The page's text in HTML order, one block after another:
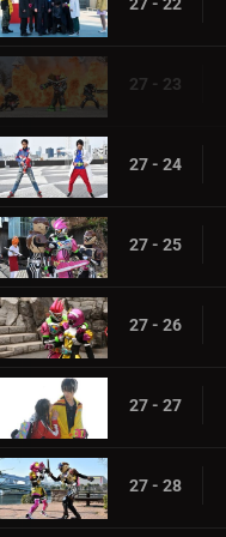
27 - 23
27 - 24
27 - 25
27 - 26
27 - 27
27 - 28